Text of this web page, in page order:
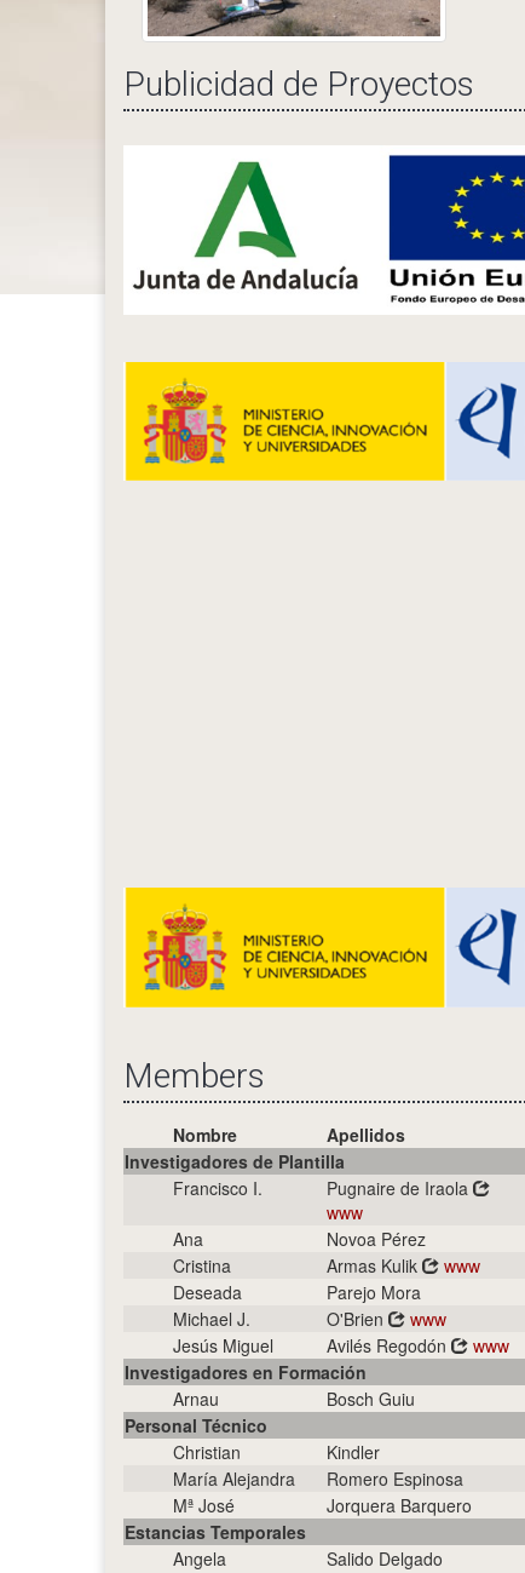
Publicidad de Proyectos
Members
Nombre Apellidos
Investigadores de Plantilla
Francisco I.
Pugnaire de Iraola
www
Ana Novoa Pérez
Cristina
Armas Kulik www
Deseada
Parejo Mora
Michael J.
O'Brien www
Jesús Miguel
Avilés Regodón www
Investigadores en Formación
Arnau
Bosch Guiu
Personal Técnico
Christian
Kindler
María Alejandra
Romero Espinosa
Mª José
Jorquera Barquero
Estancias Temporales
Angela
Salido Delgado